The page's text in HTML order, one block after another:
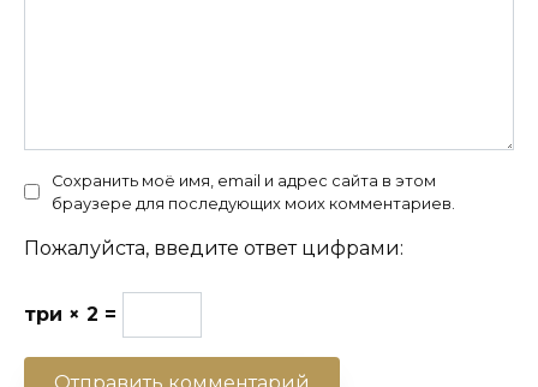
Сохранить моё имя, email и адрес сайта в этом
браузере для последующих моих комментариев.
Пожалуйста, введите ответ цифрами:
три × 2 =